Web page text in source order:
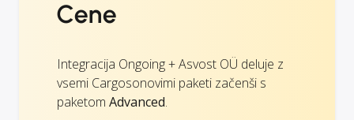
Cene
Integracija Ongoing + Asvost OÜ deluje z
vsemi Cargosonovimi paketi začenši s
paketom Advanced.